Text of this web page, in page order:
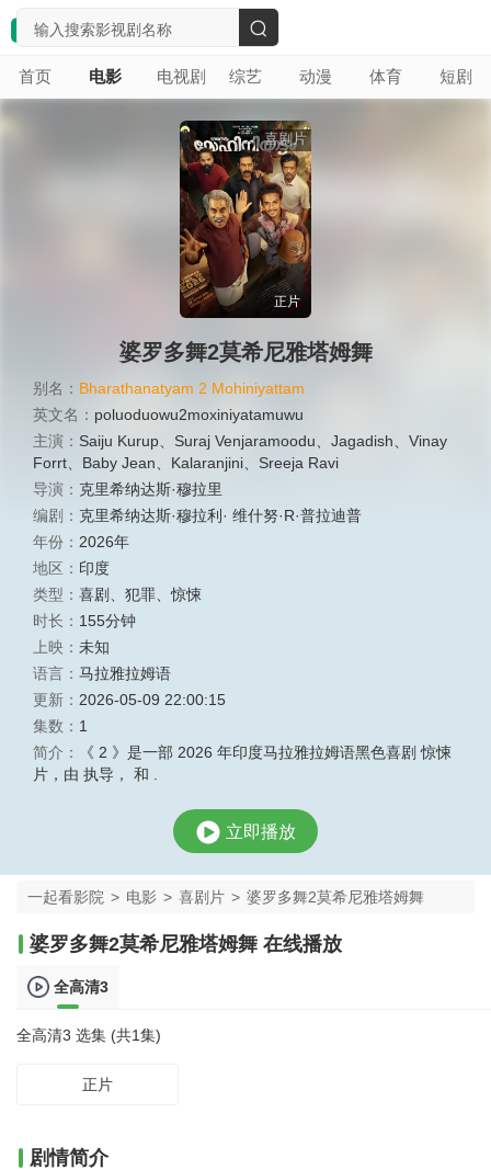
首页 电影 电视剧 综艺 动漫 体育 短剧
搜
索
喜剧片
正片
婆罗多舞2莫希尼雅塔姆舞
别名： Bharathanatyam 2 Mohiniyattam
英文名： poluoduowu2moxiniyatamuwu
主演： Saiju Kurup Suraj Venjaramoodu Jagadish
Vinay
Forrt
Baby Jean Kalaranjini
Sreeja Ravi
导演： 克里希纳达斯·穆拉里
编剧： 克里希纳达斯·穆拉利· 维什努·R·普拉迪普
年份： 2026年
地区： 印度
类型： 喜剧 犯罪 、惊悚
时长： 155分钟
上映： 未知
语言： 马拉雅拉姆语
更新： 2026-05-09 22:00:15
集数： 1
简介：
《 2 》是一部 2026 年印度马拉雅拉姆语黑色喜剧 惊悚
片，由 执导， 和 .
立即播放
一起看影院 > 电影 > 喜剧片 > 婆罗多舞2莫希尼雅塔姆舞
婆罗多舞2莫希尼雅塔姆舞 在线播放
全高清3
全高清3 选集 (共1集)
正片
剧情简介